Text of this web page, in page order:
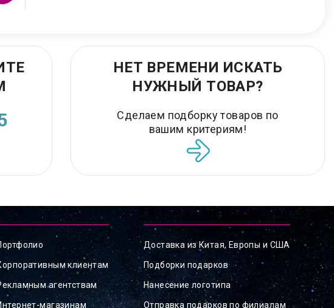
НЕТ ВРЕМЕНИ ИСКАТЬ
НУЖНЫЙ ТОВАР?
Сделаем подборку товаров по
вашим критериям!
клиентам
агентствам
магазинам
Доставка из Китая, Европы и США
Подборки подарков
Нанесение логотипа
Отправка подарков по филиалам